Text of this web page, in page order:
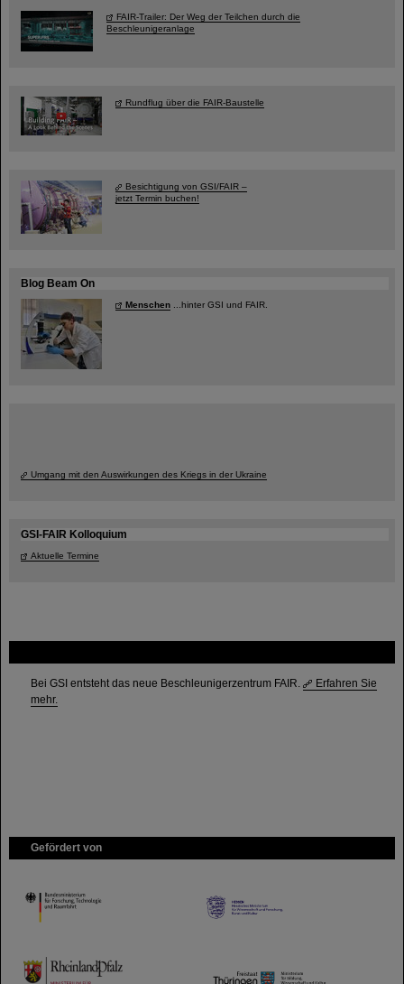
Bei GSI entsteht das neue Beschleunigerzentrum FAIR.
Erfahren Sie
mehr.
Gefördert von
HMWK
TMWWDG
FAIR-Trailer: Der Weg der Teilchen durch die
Beschleunigeranlage
Rundflug über die FAIR-Baustelle
Besichtigung von GSI/FAIR –
jetzt Termin buchen!
Blog Beam On
Menschen ...hinter GSI und FAIR.
Umgang mit den Auswirkungen des Kriegs in der Ukraine
GSI-FAIR Kolloquium
Aktuelle Termine